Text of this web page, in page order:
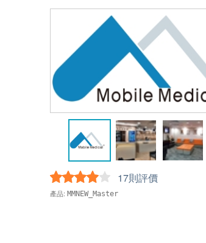
17則評價
產品: MMNEW_Master